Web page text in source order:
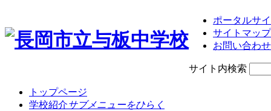
ポータルサ
サイトマップ
お問い合わせ
サイト内検索
トップページ
学校紹介サブメニューをひらく